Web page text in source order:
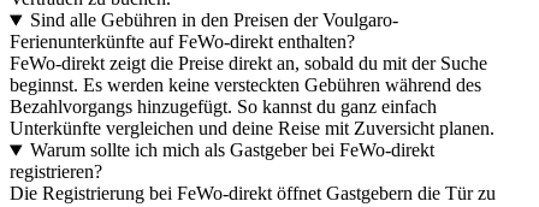
Sind alle Gebühren in den Preisen der Voulgaro-
Ferienunterkünfte auf FeWo-direkt enthalten?
FeWo-direkt zeigt die Preise direkt an, sobald du mit der Suche
beginnst. Es werden keine versteckten Gebühren während des
Bezahlvorgangs hinzugefügt. So kannst du ganz einfach
Unterkünfte vergleichen und deine Reise mit Zuversicht planen.
Warum sollte ich mich als Gastgeber bei FeWo-direkt
registrieren?
Die Registrierung bei FeWo-direkt öffnet Gastgebern die Tür zu